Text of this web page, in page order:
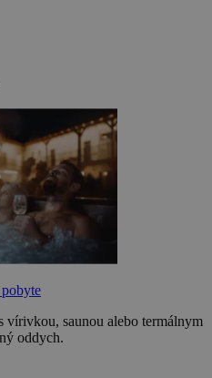
vírivkou, saunou alebo termálnym
oddych.